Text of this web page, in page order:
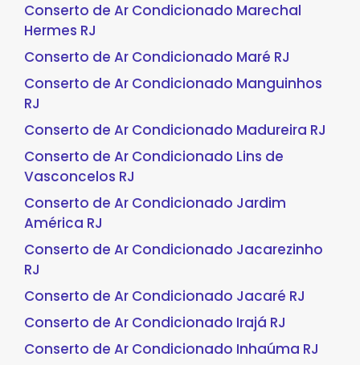
Conserto de Ar Condicionado Marechal
Hermes RJ
Conserto de Ar Condicionado Maré RJ
Conserto de Ar Condicionado Manguinhos
RJ
Conserto de Ar Condicionado Madureira RJ
Conserto de Ar Condicionado Lins de
Vasconcelos RJ
Conserto de Ar Condicionado Jardim
América RJ
Conserto de Ar Condicionado Jacarezinho
RJ
Conserto de Ar Condicionado Jacaré RJ
Conserto de Ar Condicionado Irajá RJ
Conserto de Ar Condicionado Inhaúma RJ